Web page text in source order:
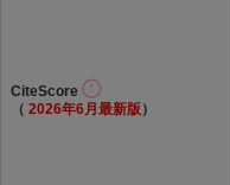
CiteScore
（ 2026年6月最新版 ）